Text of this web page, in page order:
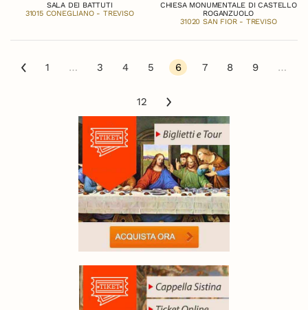
SALA DEI BATTUTI
31015 CONEGLIANO - TREVISO
CHIESA MONUMENTALE DI CASTELLO
ROGANZUOLO
31020 SAN FIOR - TREVISO
1 … 3 4 5 6 7 8 9 …
12